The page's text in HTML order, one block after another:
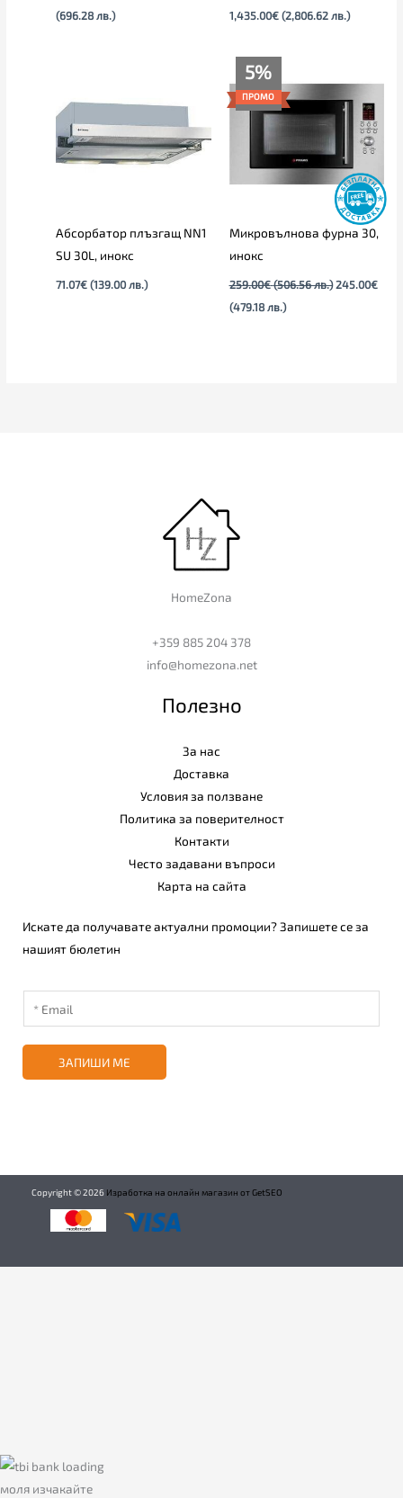
(696.28 лв.)
1,435.00€ (2,806.62 лв.)
Абсорбатор плъзгащ NN1
SU 30L, инокс
71.07€ (139.00 лв.)
5%
ПРОМО
Микровълнова фурна 30,
инокс
259.00€ (506.56 лв.)
259.00€
(506.56
лв.).
245.00€
(479.18 лв.)
е:
245.00€
(479.18
HomeZona
+359 885 204 378
info@homezona.net
Полезно
За нас
Доставка
Условия за ползване
Политика за поверителност
Контакти
Често задавани въпроси
Карта на сайта
Искате да получавате актуални промоции? Запишете се за
нашият бюлетин
ЗАПИШИ МЕ
Copyright ©2026 Изработка на онлайн магазин от GetSEO
моля изчакайте